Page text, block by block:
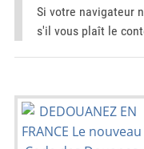
Si votre navigateur
s'il vous plaît le